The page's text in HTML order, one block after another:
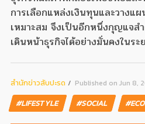
การเลือกแหล่งเงินทุนและวางแ
เหมาะสม จึงเป็นอีกหนึ่งกุญแจ
เดินหน้าธุรกิจได้อย่างมั่นคงในระ
สํานักข่าวสับปะรด Published on Jun 8,
#LIFESTYLE #SOCIAL